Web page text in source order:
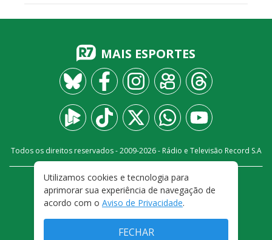
MAIS ESPORTES
Todos os direitos reservados - 2009-2026- Rádio e Televisão Record S.A
FALE CONOSCO
PRIVACIDADE
TERMOS E CONDIÇÕES DE USO
Utilizamos cookies e tecnologia para
aprimorar sua experiência de navegação de
acordo com o Aviso de Privacidade.
FECHAR